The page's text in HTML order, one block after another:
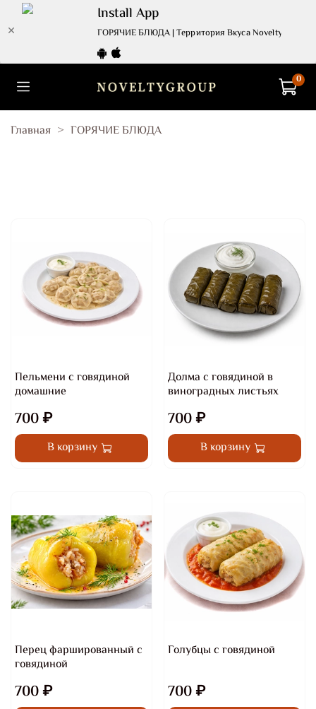
Install App
ГОРЯЧИЕ БЛЮДА | Территория Вкуса Novelty -
0
Главная ГОРЯЧИЕ БЛЮДА
Пельмени с говядиной
домашние
700 ₽
В корзину
Долма с говядиной в
виноградных листьях
700 ₽
В корзину
Перец фаршированный с
говядиной
700 ₽
Голубцы с говядиной
700 ₽